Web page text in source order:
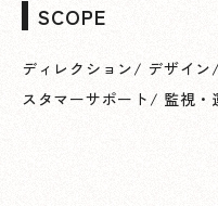
SCOPE
ディレクション/ デザイン/
スタマーサポート / 監視・